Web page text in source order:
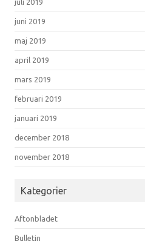
juli 2019
juni 2019
maj 2019
april 2019
mars 2019
februari 2019
januari 2019
december 2018
november 2018
Kategorier
Aftonbladet
Bulletin